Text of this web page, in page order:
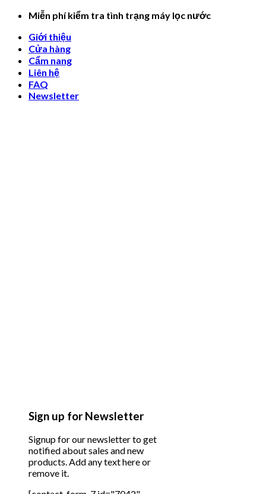
Skip
content
Miễn phí kiểm tra tình trạng máy lọc nước
Giới thiệu
Cửa hàng
Cẩm nang
Liên hệ
FAQ
Newsletter
Sign up for Newsletter
Signup for our newsletter to get
notified about sales and new
products. Add any text here or
remove it.